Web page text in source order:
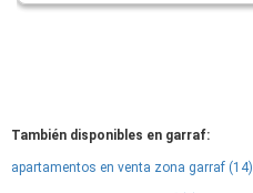
También disponibles en garraf:
apartamentos en venta zona garraf (14)